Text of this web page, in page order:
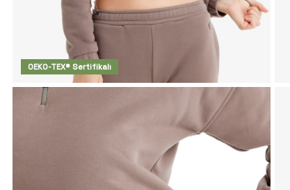
OEKO-TEX® Sertifikalı